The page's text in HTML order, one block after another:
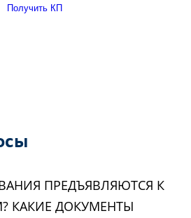
Получить КП
ПРЕДЪЯВЛЯЮТСЯ К
КАКИЕ ДОКУМЕНТЫ